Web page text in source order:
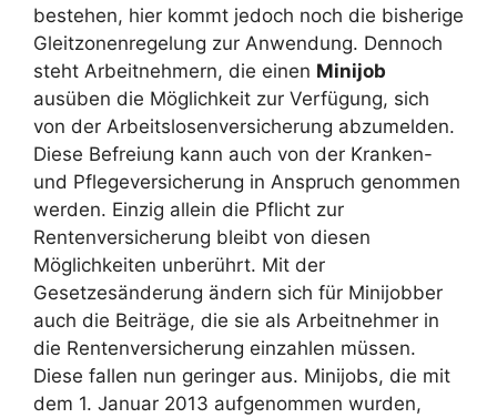
bestehen, hier kommt jedoch noch die bisherige
Gleitzonenregelung zur Anwendung. Dennoch
steht Arbeitnehmern, die einen Minijob
ausüben die Möglichkeit zur Verfügung, sich
von der Arbeitslosenversicherung abzumelden.
Diese Befreiung kann auch von der Kranken-
und Pflegeversicherung in Anspruch genommen
werden. Einzig allein die Pflicht zur
Rentenversicherung bleibt von diesen
Möglichkeiten unberührt. Mit der
Gesetzesänderung ändern sich für Minijobber
auch die Beiträge, die sie als Arbeitnehmer in
die Rentenversicherung einzahlen müssen.
Diese fallen nun geringer aus. Minijobs, die mit
dem 1. Januar 2013 aufgenommen wurden,